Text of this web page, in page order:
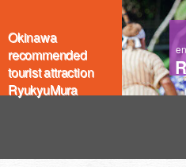
Okinawa
recommended
tourist attraction
RyukyuMura